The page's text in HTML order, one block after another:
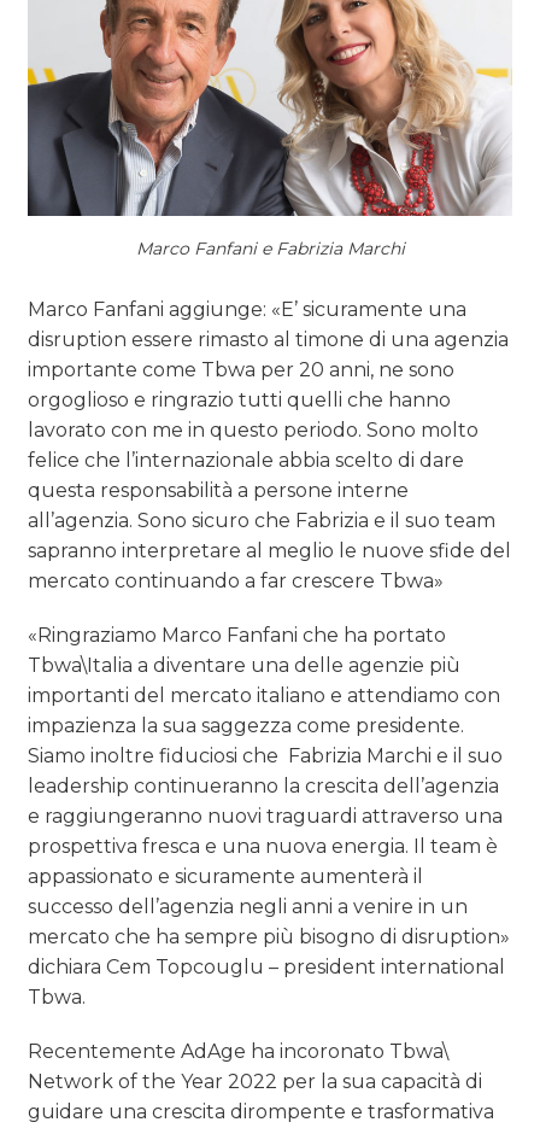
Marco Fanfani e Fabrizia Marchi
Marco Fanfani aggiunge: «E’ sicuramente una
disruption essere rimasto al timone di una agenzia
importante come Tbwa per 20 anni, ne sono
orgoglioso e ringrazio tutti quelli che hanno
lavorato con me in questo periodo. Sono molto
felice che l’internazionale abbia scelto di dare
questa responsabilità a persone interne
all’agenzia. Sono sicuro che Fabrizia e il suo team
sapranno interpretare al meglio le nuove sfide del
mercato continuando a far crescere Tbwa»
«Ringraziamo Marco Fanfani che ha portato
Tbwa\Italia a diventare una delle agenzie più
importanti del mercato italiano e attendiamo con
impazienza la sua saggezza come presidente.
Siamo inoltre fiduciosi che Fabrizia Marchi e il suo
leadership continueranno la crescita dell’agenzia
e raggiungeranno nuovi traguardi attraverso una
prospettiva fresca e una nuova energia. Il team è
appassionato e sicuramente aumenterà il
successo dell’agenzia negli anni a venire in un
mercato che ha sempre più bisogno di disruption»
dichiara Cem Topcouglu – president international
Tbwa.
Recentemente AdAge ha incoronato Tbwa\
Network of the Year 2022 per la sua capacità di
guidare una crescita dirompente e trasformativa